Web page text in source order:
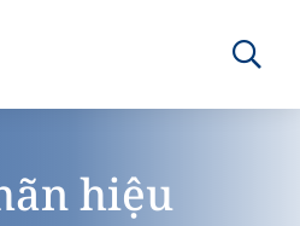
hiệu